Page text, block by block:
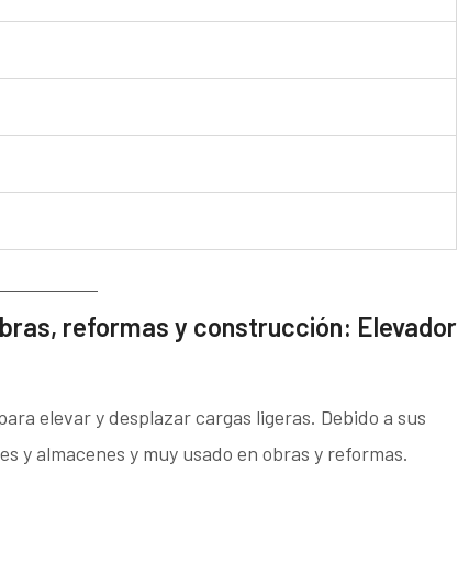
reformas y construcción: Elevador
elevar y desplazar cargas ligeras. Debido a sus
y almacenes y muy usado en obras y reformas.